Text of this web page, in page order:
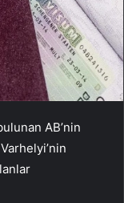
AB’nin